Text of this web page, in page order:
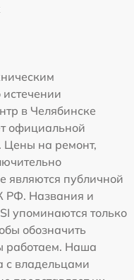
в Челябинске
официальной
Цены на ремонт,
являются публичной
РФ. Названия и
упоминаются только
обозначить
работаем. Наша
с владельцами